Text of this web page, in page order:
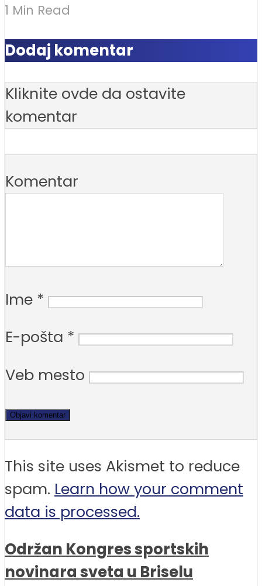
1 Min Read
Dodaj komentar
Kliknite ovde da ostavite
komentar
Komentar
Ime *
E-pošta *
Veb mesto
This site uses Akismet to reduce
spam. Learn how your comment
data is processed.
Održan Kongres sportskih
novinara sveta u Briselu